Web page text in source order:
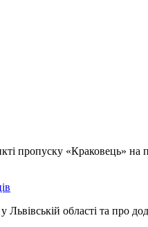
пропуску «Краковець» на
області та про